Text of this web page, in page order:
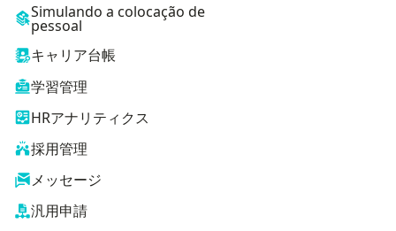
Simulando a colocação de
pessoal
キャリア台帳
学習管理
HRアナリティクス
採用管理
メッセージ
汎用申請